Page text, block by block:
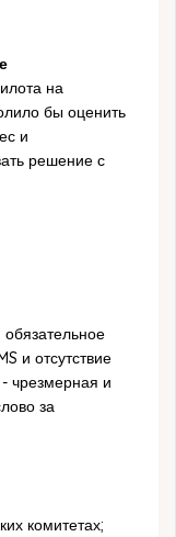
на
бы оценить
и
решение с
и отсутствие
чрезмерная и
за
комитетах;